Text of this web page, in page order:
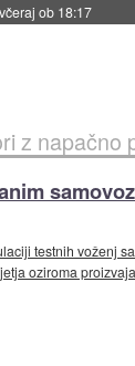
z
testnih voženj
oziroma